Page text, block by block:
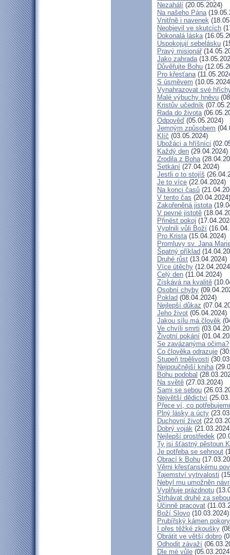
Nezahálí (20.05.2024)
Na našeho Pána
Vnitřně i navenek
Neobjevil ve skutcích
Dokonalá láska
Uspokojují sebelásku
Pravý misionář
Jako zahrada
Důvěřujte Bohu
Pro křesťana
S úsměvem
Vynahrazovat své
Malé výbuchy hněvu
Kristův učedník
Rada do života
Odpověď (05.05.2024)
Jemným způsobem
Klíč (03.05.2024)
Ubožáci a hříšníci
Každý den (29.04.2024)
Zrodila z Boha
Setkání (27.04.2024)
Jestli o to stojíš
Je to více (22.04.2024)
Na konci časů
V tento čas (20.04.2024)
Zakořeněná jistota
V pevné jistotě
Přinést pokoj
Vyplnili vůli Boží
Pro Krista(15.04.2024)
Promluvy sv. Jana
Špatný příklad
Druhé růst (13.04.2024)
Více útěchy
Celý den (11.04.2024)
Získává na kvalitě
Osobní chyby
Poklad (08.04.2024)
Nejlepší důkaz
Jeho život (05.04.2024)
Jakou sílu má člověk
Ve chvíli smrti
Životní pokání
Se zavázanýma očima?
Co člověka odrazuje
Stupeň trpělivosti
Nejpoučnější kniha
Bohu podobal
Na světě (27.03.2024)
Sami se sebou
Největší dědictví
Přece ví, co
Plný lásky a úcty
Duchovní život
Dobrý voják
Nejlepší prostředek
Ty jsi šťastný pěstoun
Je potřeba se sehnout
Obrací k Bohu
Věrni křesťanskému
Tajemství vytrvalosti
Nebyl mu umožněn
Vyplňuje prázdnotu
Strhávat druhé za sebou
Účinně pracovat
Boží Slovo (10.03.2024)
Prubířský kámen pokory
I přes těžké zkoušky
Obrátit ve větší dobro
Odhodit závaží
Dle mé vůle